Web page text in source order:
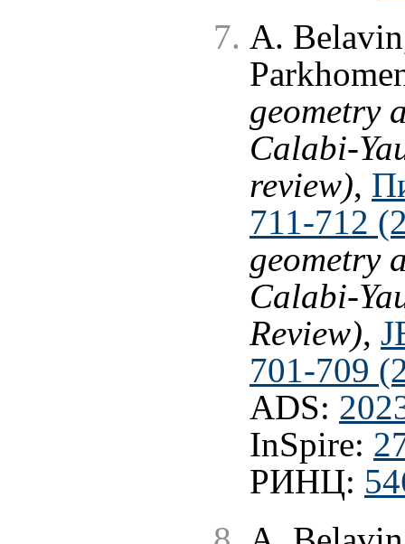
A.
geometry
Calabi-
review),
711-712
geometry
Calabi-
Review),
701-709
ADS:
InSpire:
РИНЦ: